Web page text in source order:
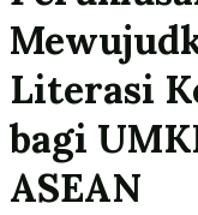
Literasi
bagi
ASEAN